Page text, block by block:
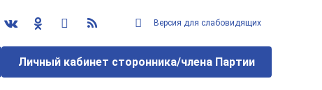
Версия для слабовидящих
Личный кабинет сторонника/члена Партии